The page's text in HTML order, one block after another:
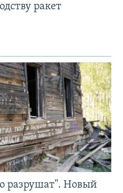
ракет
разрушат". Новый